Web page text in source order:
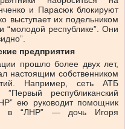
и Парасюк блокируют
выступает их подельником
“молодой республике”. Они
предприятия
прошло более двух лет,
настоящим собственником
Например, сеть АТБ
республиканский
ею руководит помощник
в “ЛНР” — дочь Игоря